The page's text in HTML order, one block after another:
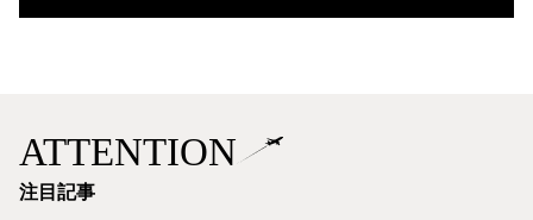
ATTENTION
注目記事